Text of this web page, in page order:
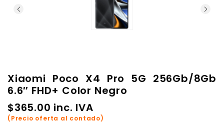
Xiaomi Poco X4 Pro 5G 256Gb/8Gb
6.6″ FHD+ Color Negro
$365.00 inc. IVA
(Precio oferta al contado)